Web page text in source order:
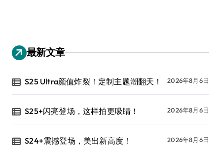
最新文章
S25 Ultra颜值炸裂！定制主题潮翻天！ 2026年8月6日
S25+闪亮登场，这样拍更吸睛！ 2026年8月6日
S24+震撼登场，美出新高度！ 2026年8月6日